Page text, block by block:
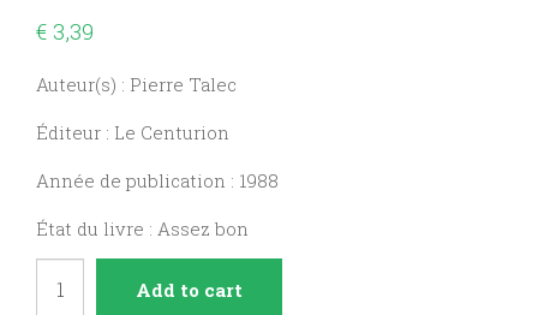
€ 3,39
Auteur(s) : Pierre Talec
Éditeur : Le Centurion
Année de publication : 1988
État du livre : Assez bon
Add to cart